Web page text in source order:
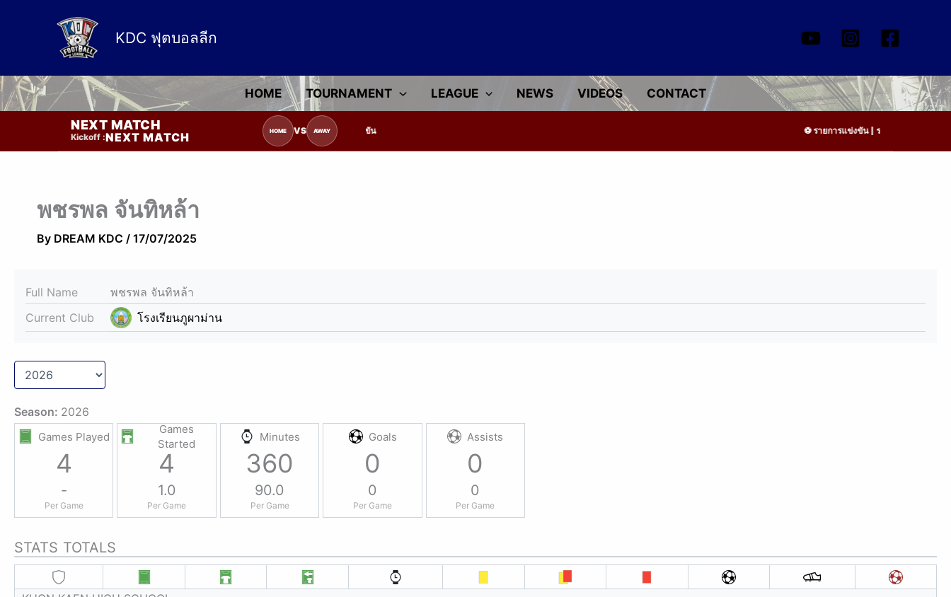
KDC ฟุตบอลลีก
HOME TOURNAMENT LEAGUE NEWS VIDEOS CONTACT
NEXT MATCH
Kickoff :NEXT MATCH HOME VS AWAY
รายการแข่งขัน | รอระบุวันแข่งขัน | รอข้อมูลทีมแข่งขัน รายการแข่งขัน | รอระบุวันแข่งขัน | ร
พชรพล จันทิหล้า
By DREAM KDC / 17/07/2025
Full Name
พชรพล จันทิหล้า
Current Club
โรงเรียนภูผาม่าน
Season: 2026
Games Played
4
-
Per Game
Games
Started
4
1.0
Per Game
Minutes
360
90.0
Per Game
Goals
0
0
Per Game
Assists
0
0
Per Game
STATS TOTALS